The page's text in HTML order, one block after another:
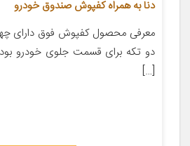
دنا به همراه کفپوش صندوق خودرو
معرفی محصول کفپوش فوق دارای
دو تکه برای قسمت جلوی خودرو
[…]